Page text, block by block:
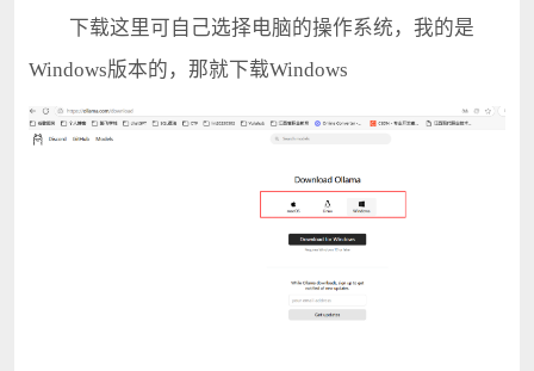
下载这里可自己选择电脑的操作系统，我的是
Windows版本的，那就下载Windows